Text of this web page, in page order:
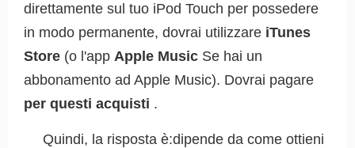
direttamente sul tuo iPod Touch per possedere
in modo permanente, dovrai utilizzare iTunes
Store (o l'app Apple Music Se hai un
abbonamento ad Apple Music). Dovrai pagare
per questi acquisti .
Quindi, la risposta è:dipende da come ottieni